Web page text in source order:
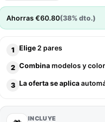
Ahorras€60.80(38% dto.)
1 Elige 2 pares
2 Combina modelos y
3 La oferta se aplica
INCLUYE